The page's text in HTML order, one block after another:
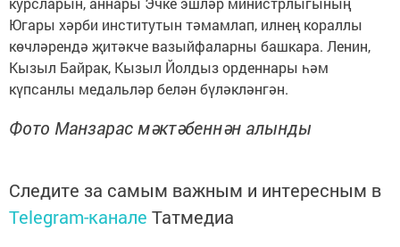
Югары хәрби институтын тәмамлап, илнең кораллы
көчләрендә җитәкче вазыйфаларны башкара. Ленин,
Кызыл Байрак, Кызыл Йолдыз орденнары һәм
күпсанлы медальләр белән бүләкләнгән.
Фото Манзарас мәктәбеннән алынды
Следите за самым важным и интересным в
Telegram-канале Татмедиа